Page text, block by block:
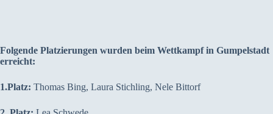
Folgende Platzierungen wurden beim Wettkampf in Gumpelstadt
erreicht:
1.Platz: Thomas Bing, Laura Stichling, Nele Bittorf